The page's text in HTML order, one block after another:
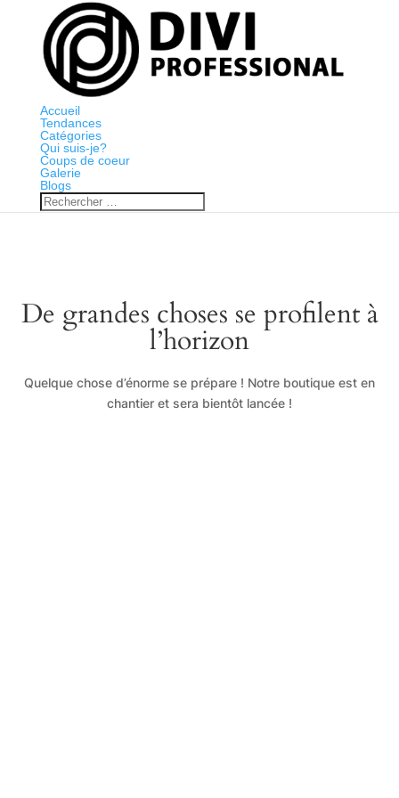
Accueil
Tendances
Catégories
Qui suis-je?
Coups de coeur
Galerie
Blogs
De grandes choses se profilent à
l’horizon
Quelque chose d’énorme se prépare ! Notre boutique est en
chantier et sera bientôt lancée !